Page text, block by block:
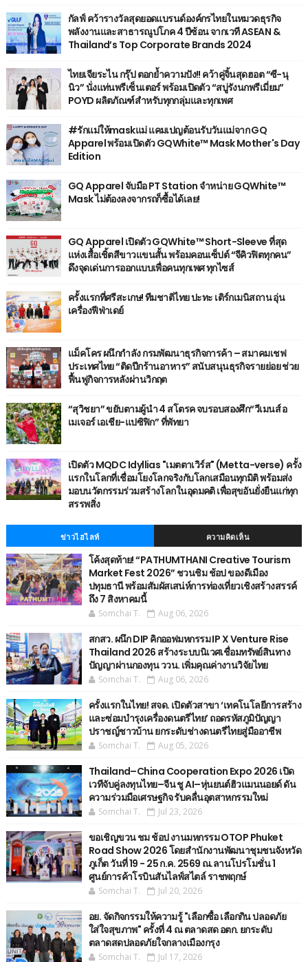
กัลฟ์ คว้ารางวัลสุดยอดแบรนด์องค์กรไทยในหมวดธุรกิจ
พลังงานและสาธารณูปโภค 4 ปีซ้อน จากเวที ASEAN &
Thailand’s Top Corporate Brands 2024
ไทยเจียระไน กรุ๊ป ตอกย้ำความปัง!! คว้าคู่จิ้นสุดฮอต “ซี-นุ
นิว” นั่งแท่นพรีเซ็นเตอร์ พร้อมเปิดตัว “สบู่รังนกพรีเมี่ยม”
POYD ผลิตภัณฑ์สำหรับทุกกลุ่มและทุกเพศ
#รักแม่ให้maskแม่ แคมเปญต้อนรับวันแม่จาก GQ
Apparel พร้อมเปิดตัว GQWhite™ Mask Mother's Day
Edition
GQ Apparel จับมือ PT Station จำหน่าย GQWhite™
Mask ไม่ต้องลงจากรถก็ซื้อได้เลย!
GQ Apparel เปิดตัว GQWhite™ Short-Sleeve ที่สุด
แห่งเสื้อเชิ้ตสีขาวแขนสั้น พร้อมคอนเซ็ปต์ “จีคิวฟิตทุกคน”
ดึงจุดเด่นการออกแบบเพื่อคนทุกเพศ ทุกไซส์
ครั้งแรกที่ศรีสะเกษ! ทีมชาติไทย ปะทะ เติร์กเมนิสถาน อุ่น
เครื่องฟีฟ่าเดย์
แม็คโคร ผนึกกำลัง กรมพัฒนาธุรกิจการค้า – สมาคมเชฟ
ประเทศไทย “ติดปีกร้านอาหาร” สนับสนุนธุรกิจรายย่อย ช่วย
ฟื้นฟูกิจการหลังผ่านวิกฤต
“สุวิชยา” ขยับตามผู้นำ 4 สโตรค จบรอบสองศึก“วีเมนส์ อ
เมเจอร์ เอเชีย-แปซิฟิก” ที่พัทยา
เปิดตัว MQDC Idyllias "เมตตาเวิร์ส" (Metta-verse) ครั้ง
แรกในโลกที่เชื่อมโยงโลกจริงกับโลกเสมือนทุกมิติ พร้อมส่ง
มอบนวัตกรรมร่วมสร้างโลกในอุดมคติ เพื่อสุขอันยั่งยืนแก่ทุก
สรรพสิ่ง
ข่าวไฮไลท์ ความคิดเห็น
โค้งสุดท้าย! “PATHUMTHANI Creative Tourism
Market Fest 2026” ชวนชิม ช้อป ของดีเมือง
ปทุมธานี พร้อมสัมผัสเสน่ห์การท่องเที่ยวเชิงสร้างสรรค์
ถึง 7 สิงหาคมนี้
Somchai T. Aug 06, 2026
สกสว. ผนึก DIP คิกออฟมหกรรม IP X Venture Rise
Thailand 2026 สร้างระบบนิเวศเชื่อมทรัพย์สินทาง
ปัญญาผ่านกองทุน ววน. เพิ่มคุณค่างานวิจัยไทย
Somchai T. Aug 06, 2026
ครั้งแรกในไทย! สจด. เปิดตัวสาขา ‘เทคโนโลยีการสร้าง
และซ่อมบำรุงเครื่องดนตรีไทย’ ​ถอดรหัสภูมิปัญญา
ปราชญ์ชาวบ้าน ยกระดับช่างดนตรีไทยสู่มืออาชีพ
Somchai T. Aug 05, 2026
Thailand–China Cooperation Expo 2026 เปิด
เวทีจับคู่ลงทุนไทย–จีน ชู AI–หุ่นยนต์ฮิวแมนนอยด์ ดัน
ความร่วมมือเศรษฐกิจ รับคลื่นอุตสาหกรรมใหม่
Somchai T. Jul 23, 2026
ขอเชิญขวน ชม ช้อป งานมหกรรม OTOP Phuket
Road Show 2026 โดยสำนักงานพัฒนาชุมชนจังหวัด
ภูเก็ต วันที่ 19 - 25 ก.ค. 2569 ณ.ลานโปรโมชั่น 1
ศูนย์การค้าโรบินสันไลฟ์สไตล์ ราชพฤกษ์
Somchai T. Jul 20, 2026
อย. จัดกิจกรรมให้ความรู้ "เลือกซื้อ เลือกกิน ปลอดภัย
ใส่ใจสุขภาพ" ครั้งที่ 4 ณ ตลาดสด อตก. ยกระดับ
ตลาดสดปลอดภัยใจกลางเมืองกรุง
Somchai T. Jul 17, 2026